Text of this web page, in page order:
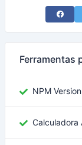
Share
Ferramentas
NPM
Calculadora